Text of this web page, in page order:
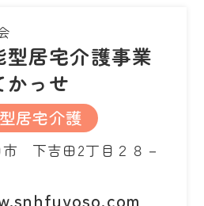
居宅介護事業
っせ
居宅介護
下吉田2丁目２８－